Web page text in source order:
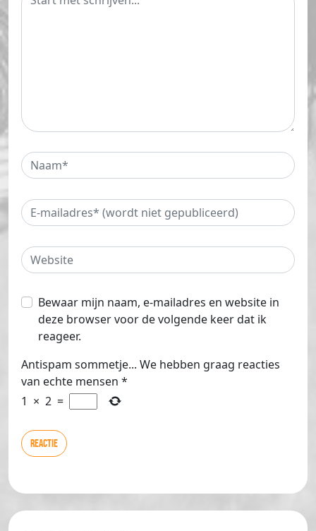
Bewaar mijn naam, e-mailadres en website in
deze browser voor de volgende keer dat ik
reageer.
Antispam sommetje... We hebben graag reacties
van echte mensen *
1 × 2 =